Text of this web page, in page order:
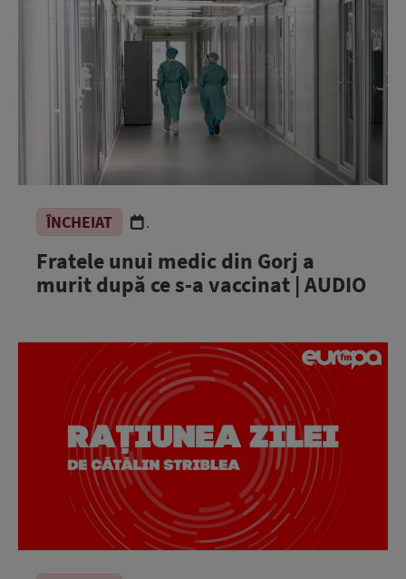
ÎNCHEIAT .
Fratele unui medic din Gorj a
murit după ce s-a vaccinat | AUDIO